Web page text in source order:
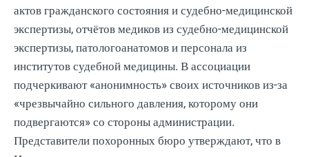
актов гражданского состояния и судебно-медицинской
экспертизы, отчётов медиков из судебно-медицинской
экспертизы, патологоанатомов и персонала из
институтов судебной медицины. В ассоциации
подчеркивают «анонимность» своих источников из-за
«чрезвычайно сильного давления, которому они
подвергаются» со стороны администрации.
Представители похоронных бюро утверждают, что в